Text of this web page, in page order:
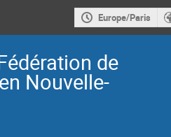
Europe/Paris
de
Nouvelle-